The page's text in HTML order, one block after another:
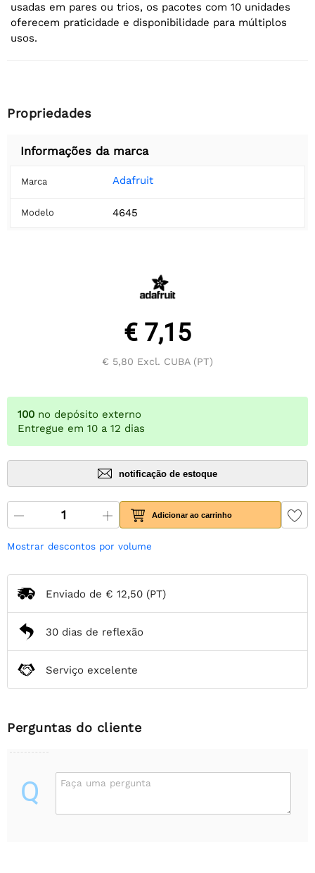
usadas em pares ou trios, os pacotes com 10 unidades
oferecem praticidade e disponibilidade para múltiplos
usos.
Propriedades
Informações da marca
Marca Adafruit
Modelo 4645
€ 7,15
€ 5,80 Excl. CUBA (PT)
100 no depósito externo
Entregue em 10 a 12 dias
notificação de estoque
Adicionar ao carrinho
Mostrar descontos por volume
Enviado de € 12,50 (PT)
30 dias de reflexão
Serviço excelente
Perguntas do cliente
Q Faça uma pergunta